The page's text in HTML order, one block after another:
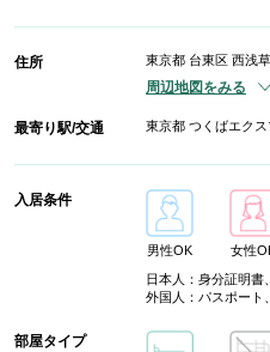
住所 東京都 台東区 西浅
周辺地図をみる
最寄り駅/交通 東京都 つくばエク
入居条件
男性OK 女性
日本人：身分証明書
外国人：パスポート
部屋タイプ